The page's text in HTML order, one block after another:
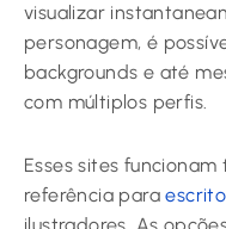
visualizar
personagem, é
backgrounds e até
com múltiplos perfis.
Esses sites
referência para